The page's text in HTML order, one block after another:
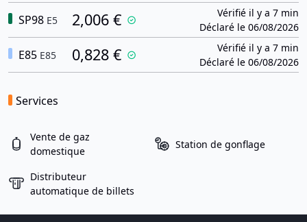
SP98 E5 2,006 €
Vérifié il y a 7 min
Déclaré le 06/08/2026
E85 E85 0,828 €
Vérifié il y a 7 min
Déclaré le 06/08/2026
Services
Vente de gaz
domestique
Station de gonflage
Distributeur
automatique de billets